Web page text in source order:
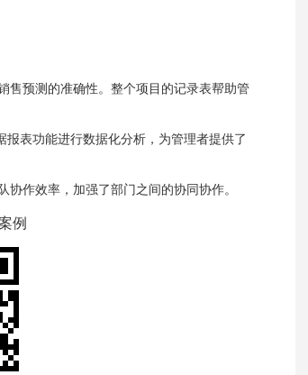
售预测的准确性。整个项目的记录表帮助管
表功能进行数据化分析，为管理者提供了
作效率，加强了部门之间的协同协作。
例